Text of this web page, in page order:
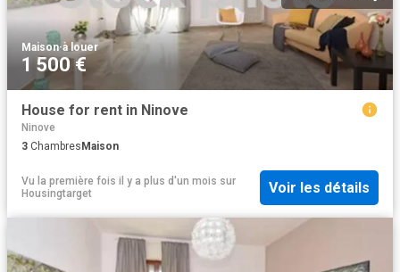
Maison·à louer
1 500 €
House for rent in Ninove
Ninove
3 ChambresMaison
Vu la première fois il y a plus d'un mois sur
Housingtarget
Voir les détails